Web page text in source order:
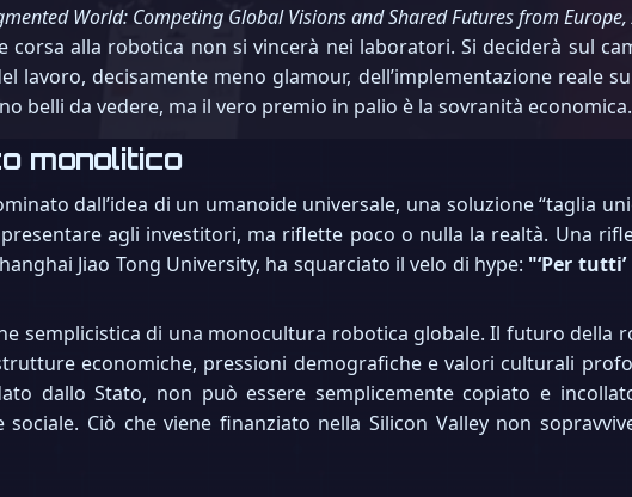
World: Competing Global Visions and Shared Futures from
alla robotica non si vincerà nei laboratori. Si deciderà sul
lavoro, decisamente meno glamour, dell’implementazione reale
belli da vedere, ma il vero premio in palio è la sovranità economica.
monolitico
dall’idea di un umanoide universale, una soluzione “taglia
agli investitori, ma riflette poco o nulla la realtà. Una
Jiao Tong University, ha squarciato il velo di hype: "‘Per
semplicistica di una monocultura robotica globale. Il futuro della
economiche, pressioni demografiche e valori culturali
dallo Stato, non può essere semplicemente copiato e
Ciò che viene finanziato nella Silicon Valley non